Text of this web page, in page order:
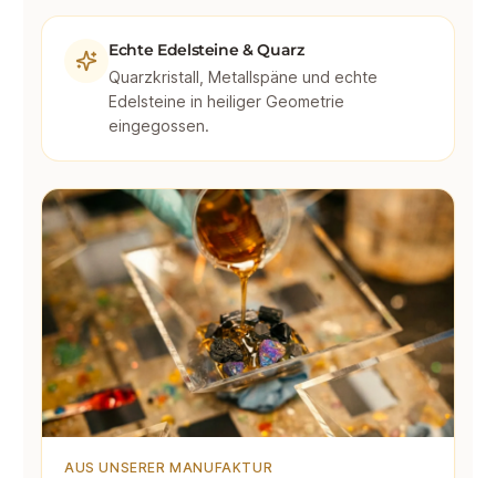
Echte Edelsteine & Quarz
Quarzkristall, Metallspäne und echte
Edelsteine in heiliger Geometrie
eingegossen.
AUS UNSERER MANUFAKTUR